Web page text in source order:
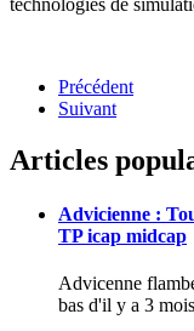
technologies de
Précédent
Suivant
Articles
Advicienne :
TP icap midcap
Advicenne
bas d'il y a 3